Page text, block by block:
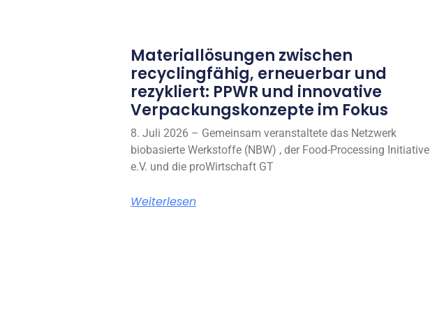
Materiallösungen zwischen
recyclingfähig, erneuerbar und
rezykliert: PPWR und innovative
Verpackungskonzepte im Fokus
8. Juli 2026 – Gemeinsam veranstaltete das Netzwerk
biobasierte Werkstoffe (NBW) , der Food-Processing Initiative
e.V. und die proWirtschaft GT
Weiterlesen